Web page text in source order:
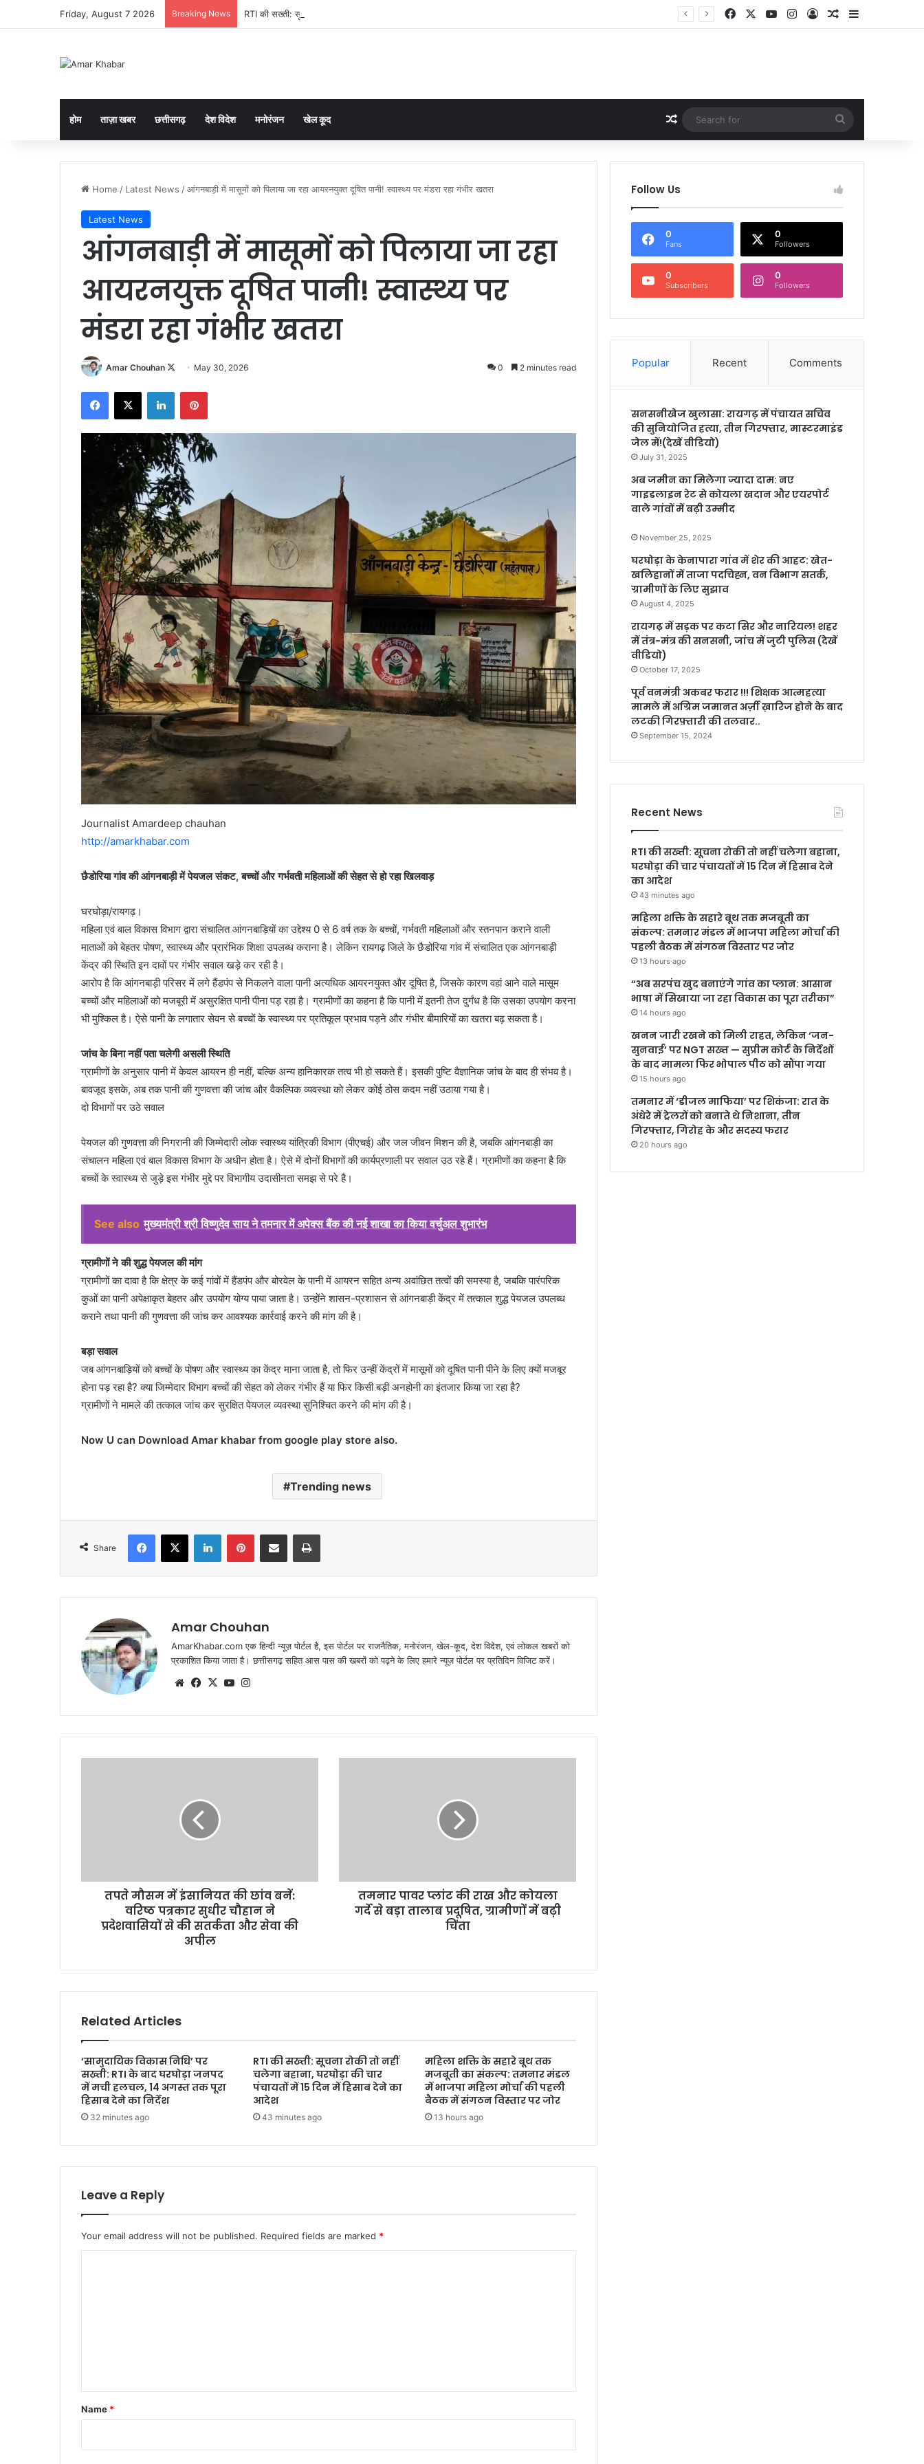
Friday, August 7 2026 Breaking News RTI की सख्ती: सूचना रोकी तो नहीं चलेगा बहाना, घरघोड़ा की चार पंचायतों में 15 दिन में हिसाब देने का आदेश FacebookYouTubeInstagram
Log InRandom Article
Sidebar
होम ताज़ा खबर छत्तीसगढ़ देश विदेश मनोरंजन खेल कूद Random Article
for
Home / Latest News /आंगनबाड़ी में मासूमों को पिलाया जा रहा आयरनयुक्त दूषित पानी! स्वास्थ्य पर मंडरा रहा गंभीर खतरा
Latest News
आंगनबाड़ी में मासूमों को पिलाया जा रहा
आयरनयुक्त दूषित पानी! स्वास्थ्य पर
मंडरा रहा गंभीर खतरा
Amar Chouhan
FollowMay 30, 2026 0 2 minutes read
Facebook
X LinkedInPinterest
Journalist Amardeep chauhan
http://amarkhabar.com
छैडोरिया गांव की आंगनबाड़ी में पेयजल संकट, बच्चों और गर्भवती महिलाओं की सेहत से हो रहा खिलवाड़
घरघोड़ा/रायगढ़।
महिला एवं बाल विकास विभाग द्वारा संचालित आंगनबाड़ियों का उद्देश्य 0 से 6 वर्ष तक के बच्चों, गर्भवती महिलाओं और स्तनपान कराने वाली
माताओं को बेहतर पोषण, स्वास्थ्य और प्रारंभिक शिक्षा उपलब्ध कराना है। लेकिन रायगढ़ जिले के छैडोरिया गांव में संचालित एक आंगनबाड़ी
केंद्र की स्थिति इन दावों पर गंभीर सवाल खड़े कर रही है।
आरोप है कि आंगनबाड़ी परिसर में लगे हैंडपंप से निकलने वाला पानी अत्यधिक आयरनयुक्त और दूषित है, जिसके कारण वहां आने वाले मासूम
बच्चों और महिलाओं को मजबूरी में असुरक्षित पानी पीना पड़ रहा है। ग्रामीणों का कहना है कि पानी में इतनी तेज दुर्गंध है कि उसका उपयोग करना
भी मुश्किल है। ऐसे पानी के लगातार सेवन से बच्चों के स्वास्थ्य पर प्रतिकूल प्रभाव पड़ने और गंभीर बीमारियों का खतरा बढ़ सकता है।
जांच के बिना नहीं पता चलेगी असली स्थिति
ग्रामीणों के अनुसार पानी में केवल आयरन ही नहीं, बल्कि अन्य हानिकारक तत्व भी हो सकते हैं। इसकी पुष्टि वैज्ञानिक जांच के बाद ही संभव है।
बावजूद इसके, अब तक पानी की गुणवत्ता की जांच और वैकल्पिक व्यवस्था को लेकर कोई ठोस कदम नहीं उठाया गया है।
दो विभागों पर उठे सवाल
पेयजल की गुणवत्ता की निगरानी की जिम्मेदारी लोक स्वास्थ्य यांत्रिकी विभाग (पीएचई) और जल जीवन मिशन की है, जबकि आंगनबाड़ी का
संचालन महिला एवं बाल विकास विभाग के अधीन होता है। ऐसे में दोनों विभागों की कार्यप्रणाली पर सवाल उठ रहे हैं। ग्रामीणों का कहना है कि
बच्चों के स्वास्थ्य से जुड़े इस गंभीर मुद्दे पर विभागीय उदासीनता समझ से परे है।
See also मुख्यमंत्री श्री विष्णुदेव साय ने तमनार में अपेक्स बैंक की नई शाखा का किया वर्चुअल शुभारंभ
ग्रामीणों ने की शुद्ध पेयजल की मांग
ग्रामीणों का दावा है कि क्षेत्र के कई गांवों में हैंडपंप और बोरवेल के पानी में आयरन सहित अन्य अवांछित तत्वों की समस्या है, जबकि पारंपरिक
कुओं का पानी अपेक्षाकृत बेहतर और उपयोग योग्य पाया जाता है। उन्होंने शासन-प्रशासन से आंगनबाड़ी केंद्र में तत्काल शुद्ध पेयजल उपलब्ध
कराने तथा पानी की गुणवत्ता की जांच कर आवश्यक कार्रवाई करने की मांग की है।
बड़ा सवाल
जब आंगनबाड़ियों को बच्चों के पोषण और स्वास्थ्य का केंद्र माना जाता है, तो फिर उन्हीं केंद्रों में मासूमों को दूषित पानी पीने के लिए क्यों मजबूर
होना पड़ रहा है? क्या जिम्मेदार विभाग बच्चों की सेहत को लेकर गंभीर हैं या फिर किसी बड़ी अनहोनी का इंतजार किया जा रहा है?
ग्रामीणों ने मामले की तत्काल जांच कर सुरक्षित पेयजल व्यवस्था सुनिश्चित करने की मांग की है।
Now U can Download Amar khabar from google play store also.
Trending news
Share
Facebook
X LinkedInPinterestShare via Email Print
Amar Chouhan
AmarKhabar.com एक हिन्दी न्यूज़ पोर्टल है, इस पोर्टल पर राजनैतिक, मनोरंजन, खेल-कूद, देश विदेश, एवं लोकल खबरों को
प्रकाशित किया जाता है। छत्तीसगढ़ सहित आस पास की खबरों को पढ़ने के लिए हमारे न्यूज़ पोर्टल पर प्रतिदिन विजिट करें।
WebsiteFacebook
X YouTube
तपते मौसम में इंसानियत की छांव बनें:
वरिष्ठ पत्रकार सुधीर चौहान ने
प्रदेशवासियों से की सतर्कता और सेवा की
अपील
तमनार पावर प्लांट की राख और कोयला
गर्दे से बड़ा तालाब प्रदूषित, ग्रामीणों में बढ़ी
चिंता
Related Articles
‘सामुदायिक विकास निधि’ पर
सख्ती: RTI के बाद घरघोड़ा जनपद
में मची हलचल, 14 अगस्त तक पूरा
हिसाब देने का निर्देश
32 minutes ago
RTI की सख्ती: सूचना रोकी तो नहीं
चलेगा बहाना, घरघोड़ा की चार
पंचायतों में 15 दिन में हिसाब देने का
आदेश
43 minutes ago
महिला शक्ति के सहारे बूथ तक
मजबूती का संकल्प: तमनार मंडल
में भाजपा महिला मोर्चा की पहली
बैठक में संगठन विस्तार पर जोर
13 hours ago
Leave a Reply
Your email address will not be published. Required fields are marked *
*
Name *
Follow Us
0
Fans
0
Followers
0
Subscribers
0
Followers
Popular Recent Comments
सनसनीखेज खुलासा: रायगढ़ में पंचायत सचिव
की सुनियोजित हत्या, तीन गिरफ्तार, मास्टरमाइंड
जेल में!(देखें वीडियो)
July 31, 2025
अब जमीन का मिलेगा ज्यादा दाम: नए
गाइडलाइन रेट से कोयला खदान और एयरपोर्ट
वाले गांवों में बढ़ी उम्मीद
November 25, 2025
घरघोड़ा के केनापारा गांव में शेर की आहट: खेत-
खलिहानों में ताजा पदचिह्न, वन विभाग सतर्क,
ग्रामीणों के लिए सुझाव
August 4, 2025
रायगढ़ में सड़क पर कटा सिर और नारियल! शहर
में तंत्र-मंत्र की सनसनी, जांच में जुटी पुलिस (देखें
वीडियो)
October 17, 2025
पूर्व वनमंत्री अकबर फरार !!! शिक्षक आत्महत्या
मामले में अग्रिम जमानत अर्ज़ी ख़ारिज होने के बाद
लटकी गिरफ़्तारी की तलवार..
September 15, 2024
Recent News
RTI की सख्ती: सूचना रोकी तो नहीं चलेगा बहाना,
घरघोड़ा की चार पंचायतों में 15 दिन में हिसाब देने
का आदेश
43 minutes ago
महिला शक्ति के सहारे बूथ तक मजबूती का
संकल्प: तमनार मंडल में भाजपा महिला मोर्चा की
पहली बैठक में संगठन विस्तार पर जोर
13 hours ago
“अब सरपंच खुद बनाएंगे गांव का प्लान: आसान
भाषा में सिखाया जा रहा विकास का पूरा तरीका”
14 hours ago
खनन जारी रखने को मिली राहत, लेकिन ‘जन-
सुनवाई’ पर NGT सख्त — सुप्रीम कोर्ट के निर्देशों
के बाद मामला फिर भोपाल पीठ को सौंपा गया
15 hours ago
तमनार में ‘डीजल माफिया’ पर शिकंजा: रात के
अंधेरे में ट्रेलरों को बनाते थे निशाना, तीन
गिरफ्तार, गिरोह के और सदस्य फरार
20 hours ago